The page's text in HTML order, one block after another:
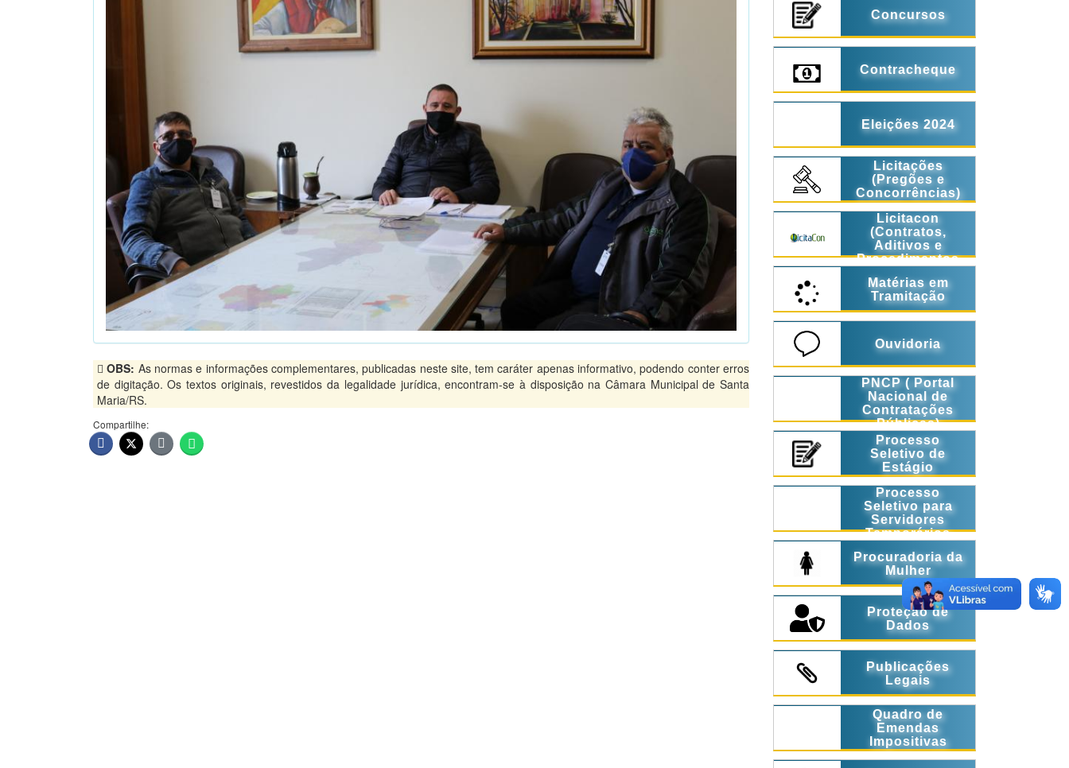
OBS: As normas e informações complementares, publicadas neste site, tem caráter apenas informativo, podendo conter erros
de digitação. Os textos originais, revestidos da legalidade jurídica, encontram-se à disposição na Câmara Municipal de Santa
Maria/RS.
Compartilhe:
Concursos
Contracheque
Eleições 2024
Licitações
(Pregões e
Concorrências)
Licitacon
(Contratos,
Aditivos e
Procedimentos
Matérias em
Tramitação
Ouvidoria
PNCP ( Portal
Nacional de
Contratações
Públicas)
Processo
Seletivo de
Estágio
Processo
Seletivo para
Servidores
Temporários
Procuradoria da
Mulher
Proteção de
Dados
Publicações
Legais
Quadro de
Emendas
Impositivas